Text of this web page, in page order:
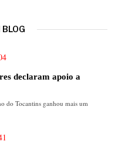
declaram apoio a
do Tocantins ganhou mais um